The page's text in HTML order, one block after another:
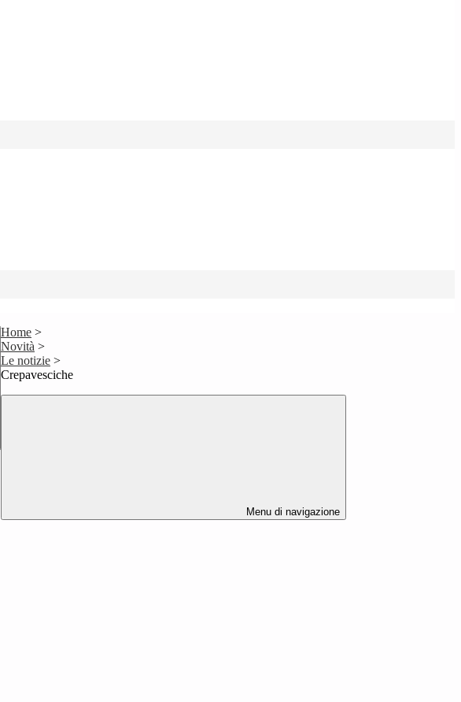
Home >
Novità >
Le notizie >
Crepavesciche
Menu di navigazione